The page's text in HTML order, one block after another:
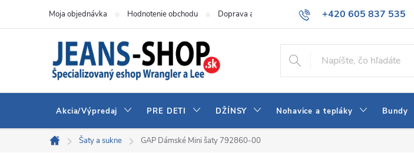
+420 605 837 535
info@jeans-shop.sk
Moja objednávka Hodnotenie obchodu Doprava a platba Všeobecné obchodné podmienky
Akcia/Výpredaj PRE DETI DŽÍNSY Nohavice a tepláky Bundy
Domov
Šaty a sukne GAP Dámské Mini šaty 792860-00